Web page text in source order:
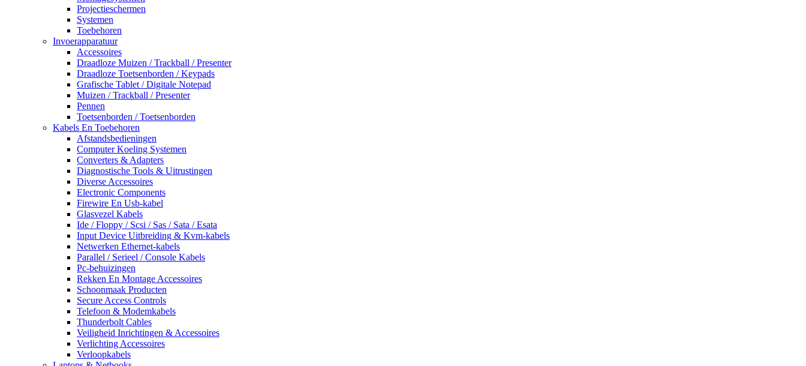
Projectieschermen
Systemen
Toebehoren
Invoerapparatuur
Accessoires
Draadloze Muizen / Trackball / Presenter
Draadloze Toetsenborden / Keypads
Grafische Tablet / Digitale Notepad
Muizen / Trackball / Presenter
Pennen
Toetsenborden / Toetsenborden
Kabels En Toebehoren
Afstandsbedieningen
Computer Koeling Systemen
Converters & Adapters
Diagnostische Tools & Uitrustingen
Diverse Accessoires
Electronic Components
Firewire En Usb-kabel
Glasvezel Kabels
Ide / Floppy / Scsi / Sas / Sata / Esata
Input Device Uitbreiding & Kvm-kabels
Netwerken Ethernet-kabels
Parallel / Serieel / Console Kabels
Pc-behuizingen
Rekken En Montage Accessoires
Schoonmaak Producten
Secure Access Controls
Telefoon & Modemkabels
Thunderbolt Cables
Veiligheid Inrichtingen & Accessoires
Verlichting Accessoires
Verloopkabels